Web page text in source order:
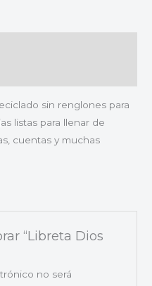
sin renglones para
listas para llenar de
cuentas y muchas
“Libreta Dios
no será